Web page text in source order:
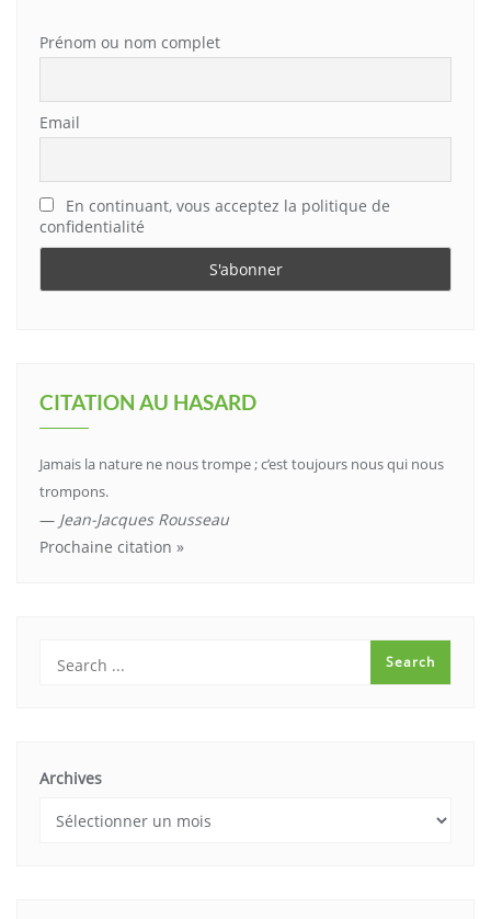
Prénom ou nom complet
Email
En continuant, vous acceptez la politique de
confidentialité
CITATION AU HASARD
Jamais la nature ne nous trompe ; c’est toujours nous qui nous
trompons.
— Jean-Jacques Rousseau
Prochaine citation »
Archives